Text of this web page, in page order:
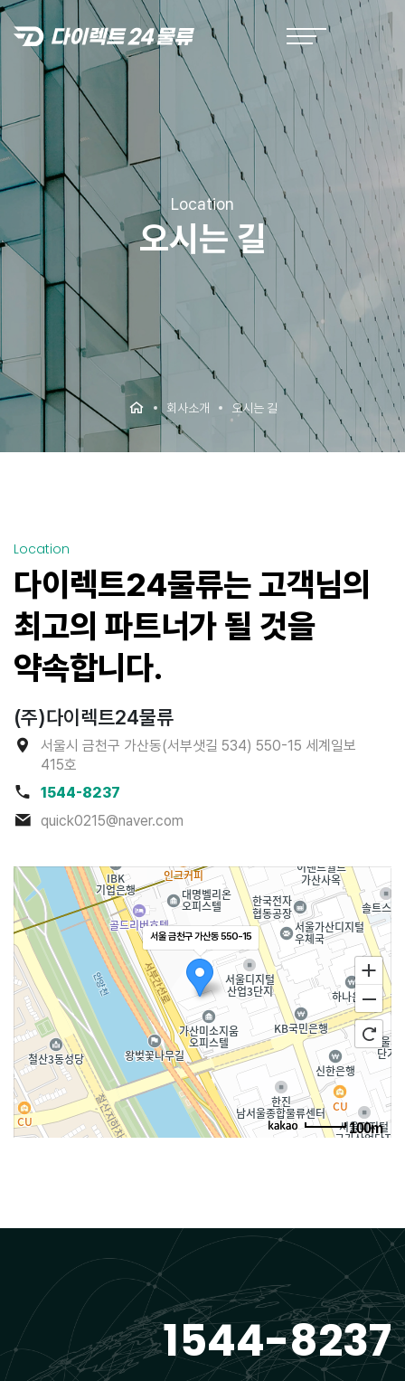
Location
오시는 길
회사소개 오시는 길
Location
다이렉트24물류는고객님의
최고의 파트너가 될 것을
약속합니다.
(주)다이렉트24물류
서울시 금천구 가산동(서부샛길 534) 550-15 세계일보
415호
1544-8237
quick0215@naver.com
서울 금천구 가산동 550-15
100m
1544-8237